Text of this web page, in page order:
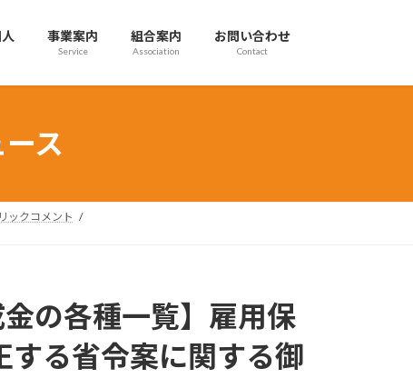
事業案内
Service
組合案内
Association
お問い合わせ
Contact
ス
ックコメント
の各種一覧】雇用保
する省令案に関する御